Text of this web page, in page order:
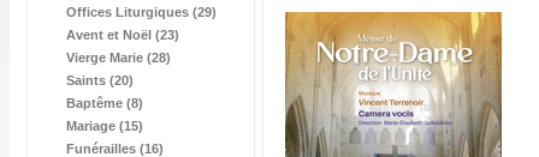
Offices Liturgiques (29)
Avent et Noël (23)
Vierge Marie (28)
Saints (20)
Baptême (8)
Mariage (15)
Funérailles (16)